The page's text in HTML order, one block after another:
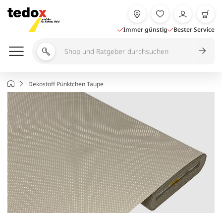
Inhalt
springen
Immer günstig Bester Service
Shop
Ratgeber
durchsuchen
StartseiteDekostoff Pünktchen Taupe